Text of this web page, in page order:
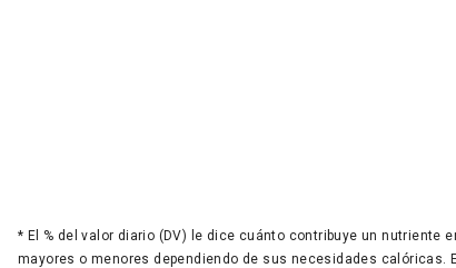
* El % del valor diario (DV) le dice cuánto contribuye un
mayores o menores dependiendo de sus necesidades calóricas.